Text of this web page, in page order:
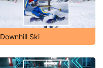
Downhill Ski